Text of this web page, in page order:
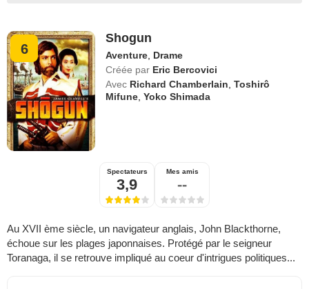
6
Shogun
Aventure Drame
Créée par Eric Bercovici
Avec Richard Chamberlain ,Toshirô
Mifune ,Yoko Shimada
Spectateurs
3,9
Mes amis
--
Au XVII ème siècle, un navigateur anglais, John Blackthorne,
échoue sur les plages japonnaises. Protégé par le seigneur
Toranaga, il se retrouve impliqué au coeur d'intrigues politiques...